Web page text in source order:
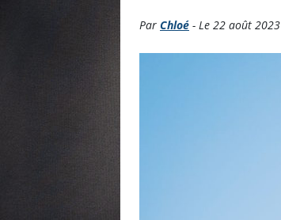
Par Chloé - Le 22 août 2023